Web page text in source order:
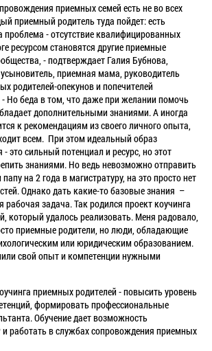
приемных семей есть не во всех
приемный родитель туда пойдет: есть
проблема - отсутствие квалифицированных
ресурсом становятся другие приемные
- подтверждает Галия Бубнова,
приемная мама, руководитель
родителей-опекунов и попечителей
- Но беда в том, что даже при желании помочь
дополнительными знаниями. А иногда
к рекомендациям из своего личного опыта,
всем. При этом идеальный образ
это сильный потенциал и ресурс, но этот
знаниями. Но ведь невозможно отправить
на 2 года в магистратуру, на это просто нет
Однако дать какие-то базовые знания –
рабочая задача. Так родился проект коучинга
который удалось реализовать. Меня радовало,
приемные родители, но люди, обладающие
или юридическим образованием.
свой опыт и компетенции нужными
приемных родителей - повысить уровень
формировать профессиональные
Обучение дает возможность
работать в службах сопровождения приемных